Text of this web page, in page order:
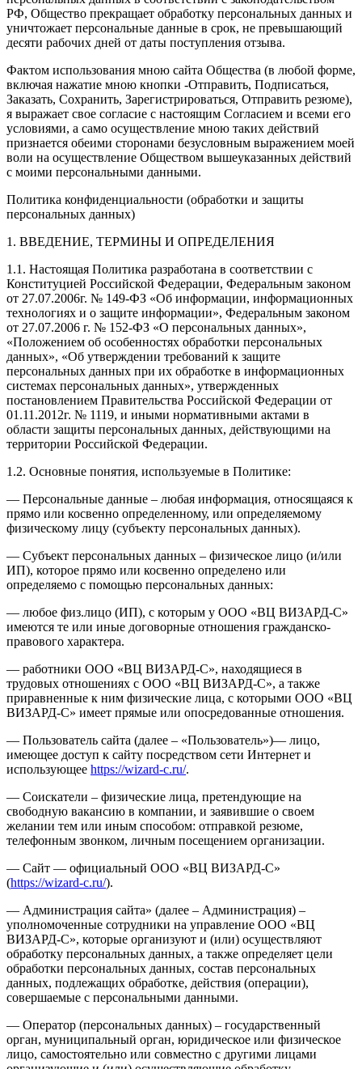
РФ, Общество прекращает обработку персональных данных и
уничтожает персональные данные в срок, не превышающий
десяти рабочих дней от даты поступления отзыва.
Фактом использования мною сайта Общества (в любой форме,
включая нажатие мною кнопки -Отправить, Подписаться,
Заказать, Сохранить, Зарегистрироваться, Отправить резюме),
я выражает свое согласие с настоящим Согласием и всеми его
условиями, а само осуществление мною таких действий
признается обеими сторонами безусловным выражением моей
воли на осуществление Обществом вышеуказанных действий
с моими персональными данными.
Политика конфиденциальности (обработки и защиты
персональных данных)
1. ВВЕДЕНИЕ, ТЕРМИНЫ И ОПРЕДЕЛЕНИЯ
1.1. Настоящая Политика разработана в соответствии с
Конституцией Российской Федерации, Федеральным законом
от 27.07.2006г. № 149-ФЗ «Об информации, информационных
технологиях и о защите информации», Федеральным законом
от 27.07.2006 г. № 152-ФЗ «О персональных данных»,
«Положением об особенностях обработки персональных
данных», «Об утверждении требований к защите
персональных данных при их обработке в информационных
системах персональных данных», утвержденных
постановлением Правительства Российской Федерации от
01.11.2012г. № 1119, и иными нормативными актами в
области защиты персональных данных, действующими на
территории Российской Федерации.
1.2. Основные понятия, используемые в Политике:
— Персональные данные – любая информация, относящаяся к
прямо или косвенно определенному, или определяемому
физическому лицу (субъекту персональных данных).
— Субъект персональных данных – физическое лицо (и/или
ИП), которое прямо или косвенно определено или
определяемо с помощью персональных данных:
— любое физ.лицо (ИП), с которым у ООО «ВЦ ВИЗАРД-С»
имеются те или иные договорные отношения гражданско-
правового характера.
— работники ООО «ВЦ ВИЗАРД-С», находящиеся в
трудовых отношениях с ООО «ВЦ ВИЗАРД-С», а также
приравненные к ним физические лица, с которыми ООО «ВЦ
ВИЗАРД-С» имеет прямые или опосредованные отношения.
— Пользователь сайта (далее – «Пользователь»)— лицо,
имеющее доступ к сайту посредством сети Интернет и
использующее https://wizard-c.ru/.
— Соискатели – физические лица, претендующие на
свободную вакансию в компании, и заявившие о своем
желании тем или иным способом: отправкой резюме,
телефонным звонком, личным посещением организации.
— Сайт — официальный ООО «ВЦ ВИЗАРД-С»
(https://wizard-c.ru/).
— Администрация сайта» (далее – Администрация) –
уполномоченные сотрудники на управление ООО «ВЦ
ВИЗАРД-С», которые организуют и (или) осуществляют
обработку персональных данных, а также определяет цели
обработки персональных данных, состав персональных
данных, подлежащих обработке, действия (операции),
совершаемые с персональными данными.
— Оператор (персональных данных) – государственный
орган, муниципальный орган, юридическое или физическое
лицо, самостоятельно или совместно с другими лицами